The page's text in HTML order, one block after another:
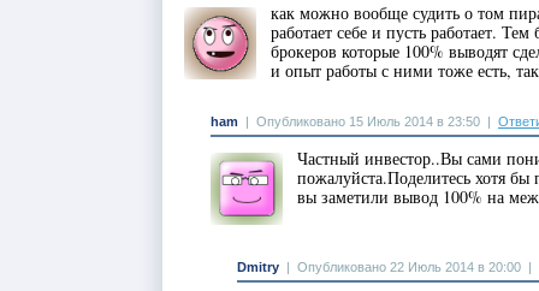
как можно вообще судить о том
работает себе и пусть работает.
брокеров которые 100% выводят
и опыт работы с ними тоже есть,
ham Опубликовано 15 Июль 2014 в 23:50
Частный инвестор..Вы сами
пожалуйста.Поделитесь хотя
вы заметили вывод 100% на
Dmitry Опубликовано 22 Июль 2014 в 20:00